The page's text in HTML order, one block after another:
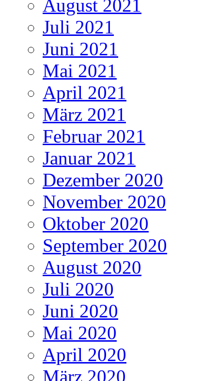
August 2021
Juli 2021
Juni 2021
Mai 2021
April 2021
März 2021
Februar 2021
Januar 2021
Dezember 2020
November 2020
Oktober 2020
September 2020
August 2020
Juli 2020
Juni 2020
Mai 2020
April 2020
März 2020